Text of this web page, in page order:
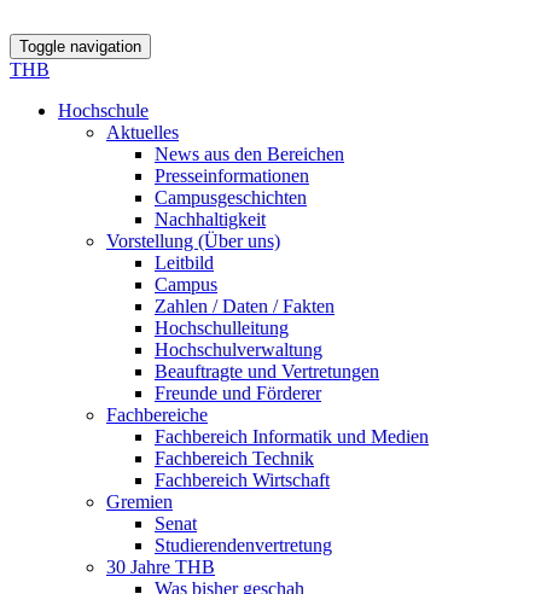
Toggle navigation
THB
Hochschule
Aktuelles
News aus den Bereichen
Presseinformationen
Campusgeschichten
Nachhaltigkeit
Vorstellung (Über uns)
Leitbild
Campus
Zahlen / Daten / Fakten
Hochschulleitung
Hochschulverwaltung
Beauftragte und Vertretungen
Freunde und Förderer
Fachbereiche
Fachbereich Informatik und Medien
Fachbereich Technik
Fachbereich Wirtschaft
Gremien
Senat
Studierendenvertretung
30 Jahre THB
Was bisher geschah